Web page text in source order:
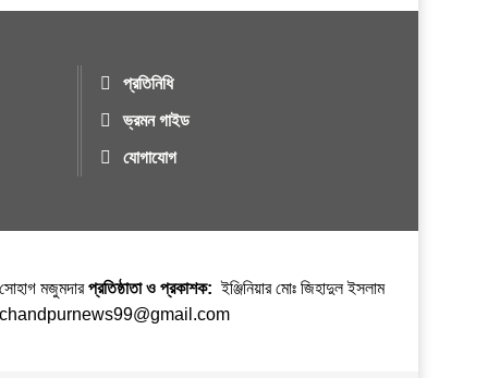
প্রতিনিধি
ভ্রমন গাইড
যোগাযোগ
সোহাগ মজুমদারপ্রতিষ্ঠাতা ও প্রকাশক: ইঞ্জিনিয়ার মোঃ জিহাদুল ইসলাম
chandpurnews99@gmail.com